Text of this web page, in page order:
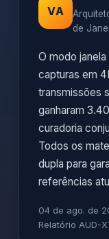
VA
de
O modo
capturas em
transmissões
ganharam
curadoria
Todos os
dupla para
referências
04 de ago. de
Relatório AUD-